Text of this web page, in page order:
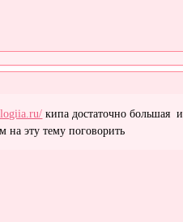
кипа достаточно большая и
на эту тему поговорить